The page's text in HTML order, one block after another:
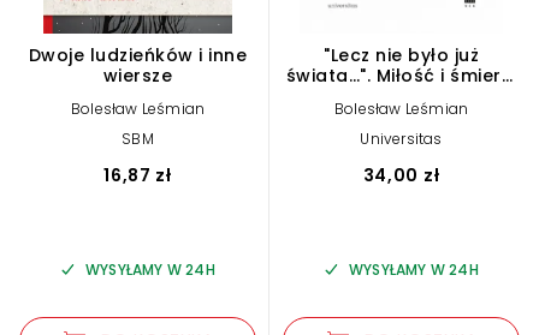
Dwoje ludzieńków i inne
wiersze
Bolesław Leśmian
SBM
16,87 zł
WYSYŁAMY W 24H
"Lecz nie było już
świata…". Miłość i śmierć.
rozszerzone)
Bolesław Leśmian
Universitas
34,00 zł
WYSYŁAMY W 24H